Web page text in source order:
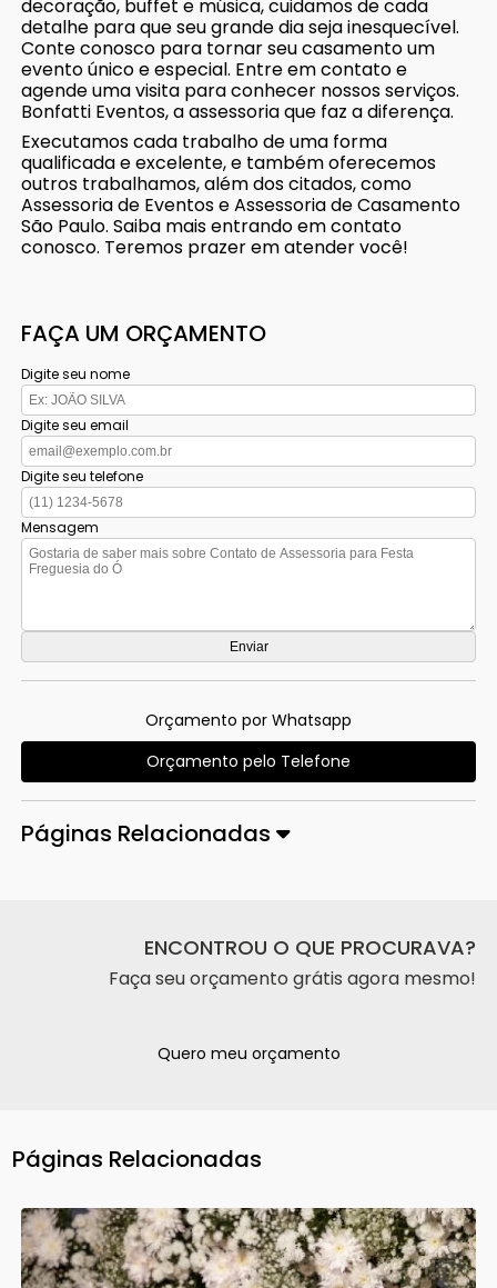
decoração, buffet e música, cuidamos de cada
detalhe para que seu grande dia seja inesquecível.
Conte conosco para tornar seu casamento um
evento único e especial. Entre em contato e
agende uma visita para conhecer nossos serviços.
Bonfatti Eventos, a assessoria que faz a diferença.
Executamos cada trabalho de uma forma
qualificada e excelente, e também oferecemos
outros trabalhamos, além dos citados, como
Assessoria de Eventos e Assessoria de Casamento
São Paulo. Saiba mais entrando em contato
conosco. Teremos prazer em atender você!
FAÇA UM ORÇAMENTO
Digite seu nome
Digite seu email
Digite seu telefone
Mensagem
Orçamento por Whatsapp
Orçamento pelo Telefone
Páginas Relacionadas
ENCONTROU O QUE PROCURAVA?
Faça seu orçamento grátis agora mesmo!
Quero meu orçamento
Páginas Relacionadas